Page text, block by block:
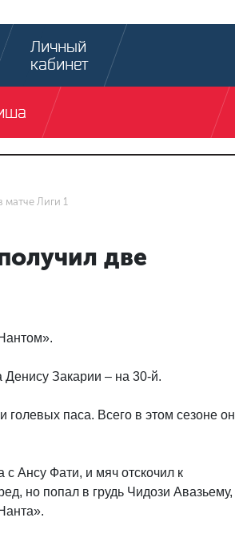
Личный
кабинет
матче Лиги 1
две
Закарии – на 30-й.
голевых паса. Всего в этом сезоне он
с Ансу Фати, и мяч отскочил к
но попал в грудь Чидози Авазьему,